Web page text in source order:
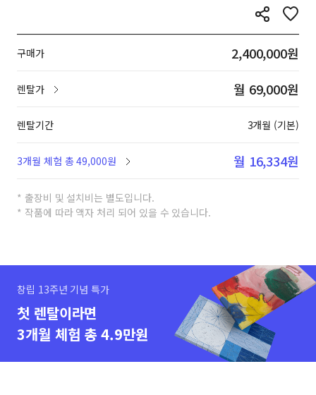
구매가 2,400,000원
렌탈가 월 69,000원
렌탈기간 3개월 (기본)
3개월 체험 총 49,000원 월 16,334원
* 출장비 및 설치비는 별도입니다.
* 작품에 따라 액자 처리 되어 있을 수 있습니다.
창립 13주년 기념 특가
첫 렌탈이라면
3개월 체험 총 4.9만원